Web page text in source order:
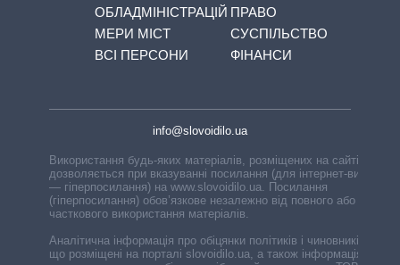
ОБЛАДМІНІСТРАЦІЙ
МЕРИ МІСТ
ВСІ ПЕРСОНИ
ПРАВО
СУСПІЛЬСТВО
ФІНАНСИ
info@slovoidilo.ua
Використання будь-яких матеріалів, розміщених на сайті,
дозволяється при вказуванні посилання (для інтернет-видань
— гіперпосилання) на www.slovoidilo.ua. Посилання
(гіперпосилання) обов’язкове незалежно від повного або
часткового використання матеріалів.
Аналітична інформація про обіцянки політиків і чиновників,
що розміщені на порталі slovoidilo.ua, а також інформація про